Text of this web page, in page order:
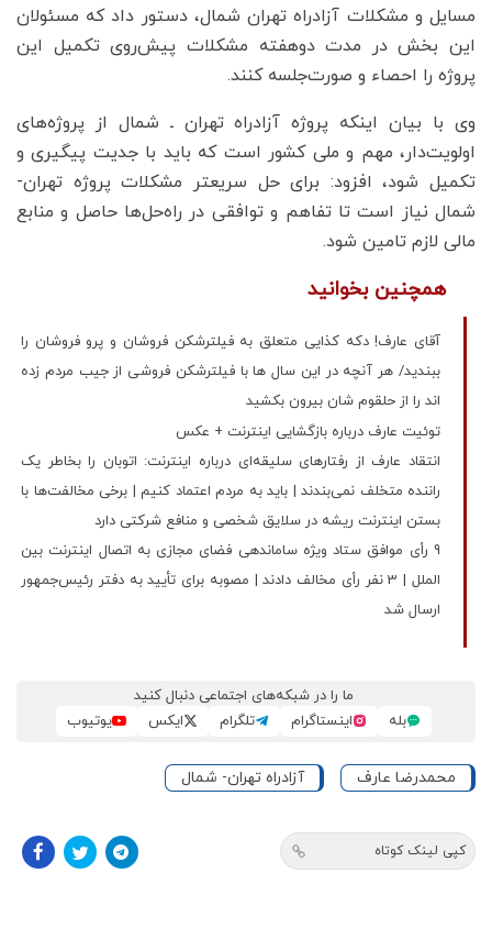
مسایل و مشکلات آزادراه تهران شمال، دستور داد که مسئولان
این بخش در مدت دوهفته مشکلات پیش‌روی تکمیل این
پروژه را احصاء و صورت‌جلسه کنند.
وی با بیان اینکه پروژه آزادراه تهران ـ شمال از پروژه‌های
اولویت‌دار، مهم و ملی کشور است که باید با جدیت پیگیری و
تکمیل شود، افزود: برای حل سریعتر مشکلات پروژه تهران-
شمال نیاز است تا تفاهم و توافقی در راه‌حل‌ها حاصل و منابع
مالی لازم تامین شود.
همچنین بخوانید
آقای عارف! دکه کذایی متعلق به فیلترشکن فروشان و پرو فروشان را
ببندید/ هر آنچه در این سال ها با فیلترشکن فروشی از جیب مردم زده
اند را از حلقوم شان بیرون بکشید
توئیت عارف درباره بازگشایی اینترنت + عکس
انتقاد عارف از رفتارهای سلیقه‌ای درباره اینترنت: اتوبان را بخاطر یک
راننده متخلف نمی‌بندند | باید به مردم اعتماد کنیم | برخی مخالفت‌ها با
بستن اینترنت ریشه‌ در سلایق شخصی و منافع شرکتی دارد
9 رأی موافق ستاد ویژه ساماندهی فضای مجازی به اتصال اینترنت بین
الملل | 3 نفر رأی مخالف دادند | مصوبه برای تأیید به دفتر رئیس‌جمهور
ارسال شد
ما را در شبکه‌های اجتماعی دنبال کنید
بله
اینستاگرام تلگرام ایکس یوتیوب
محمدرضا عارف آزادراه تهران- شمال
کپی لینک کوتاه